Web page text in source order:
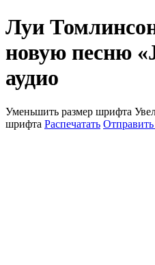
Луи
новую песню
аудио
Уменьшить размер шрифта
шрифта Распечатать